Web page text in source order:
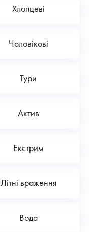
Хлопцеві
Чоловікові
Тури
Актив
Екстрим
Літні враження
Вода